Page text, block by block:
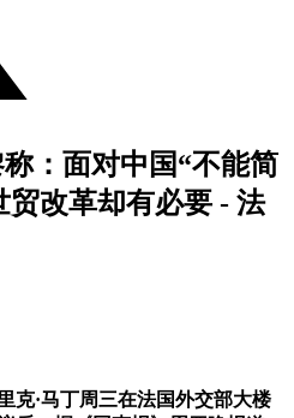
：面对中国“不能简
改革却有必要 - 法
克·马丁周三在法国外交部大楼